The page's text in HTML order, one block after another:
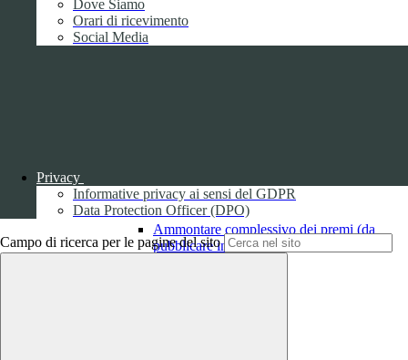
Dove Siamo
Orari di ricevimento
Social Media
Privacy
Informative privacy ai sensi del GDPR
Data Protection Officer (DPO)
Campo di ricerca per le pagine del sito
Ammontare complessivo dei premi (da
pubblicare in tabelle) 1